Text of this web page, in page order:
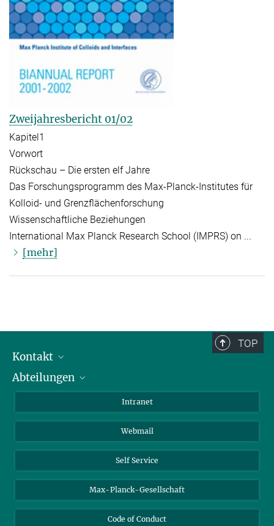
Zweijahresbericht 01/02
Kapitel1
Vorwort
Rückschau – Die ersten elf Jahre
Das Forschungsprogramm des Max-Planck-Institutes für
Kolloid- und Grenzflächenforschung
Wissenschaftliche Beziehungen
International Max Planck Research School (IMPRS) on ...
[mehr]
TOP
Kontakt
Mitarbeiterverzeichnis
Abteilungen
Kolloidchemie
Nachhaltige und Bio-inspirierte Materialien
Intranet
Webmail
Self Service
Max-Planck-Gesellschaft
Code of Conduct